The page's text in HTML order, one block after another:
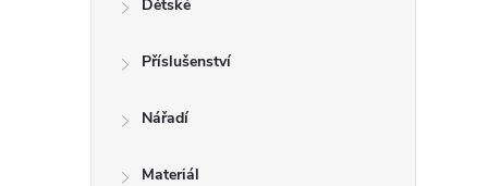
Dětské
Příslušenství
Nářadí
Materiál